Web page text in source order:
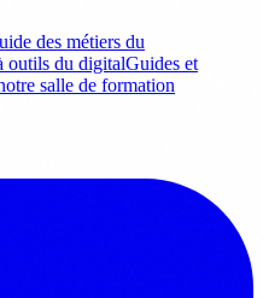
des métiers du
outils du digitalGuides et
salle de formation